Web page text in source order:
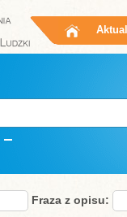
Fraza z opisu: